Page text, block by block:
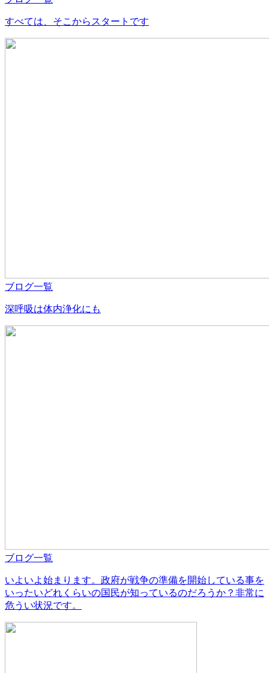
すべては、そこからスタートです
ブログ一覧
深呼吸は体内浄化にも
ブログ一覧
いよいよ始まります。政府が戦争の準備を開始している事を
いったいどれくらいの国民が知っているのだろうか？非常に
危うい状況です。